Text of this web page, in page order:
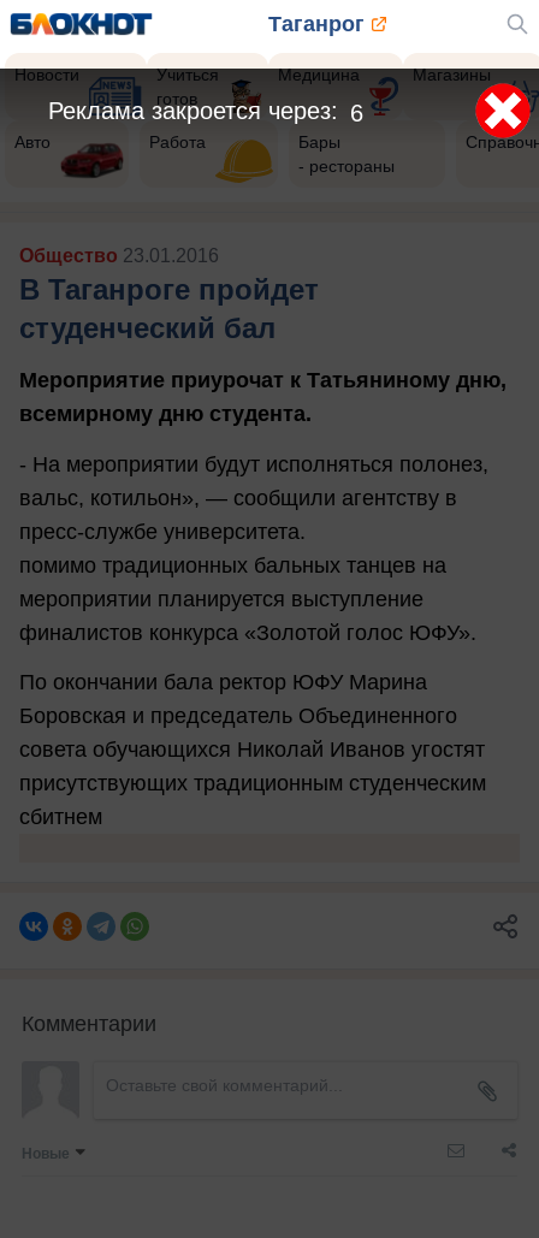
Таганрог
Новости
Учиться
готов
Медицина Магазины
Авто Работа
Бары
- рестораны
Общество 23.01.2016
В Таганроге пройдет
студенческий бал
Мероприятие приурочат к Татьяниному дню,
всемирному дню студента.
- На мероприятии будут исполняться полонез,
вальс, котильон», — сообщили агентству в
пресс-службе университета.
помимо традиционных бальных танцев на
мероприятии планируется выступление
финалистов конкурса «Золотой голос ЮФУ».
По окончании бала ректор ЮФУ Марина
Боровская и председатель Объединенного
совета обучающихся Николай Иванов угостят
присутствующих традиционным студенческим
сбитнем
Комментарии
Новые
3
Реклама закроется через: